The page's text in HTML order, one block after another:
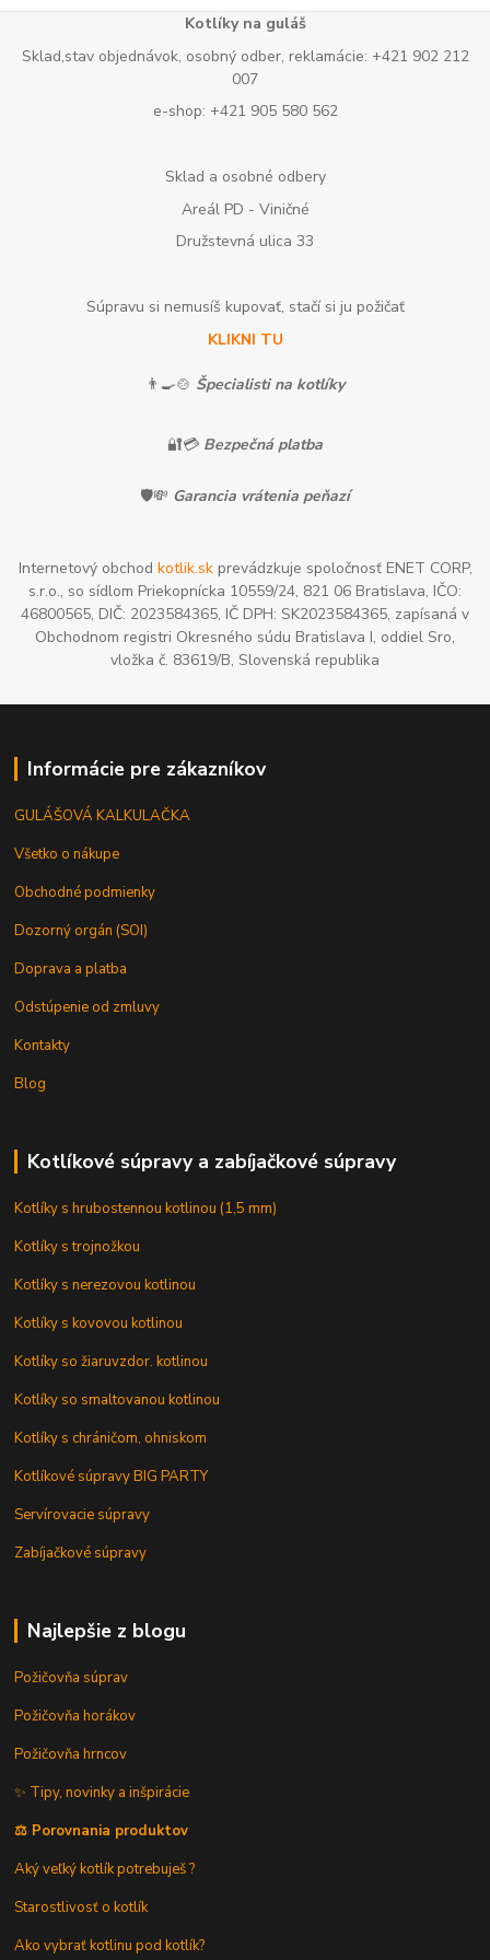
Kotlíky na guláš
Sklad,stav objednávok, osobný odber, reklamácie: +421 902 212
007
e-shop: +421 905 580 562
Sklad a osobné odbery
Areál PD - Viničné
Družstevná ulica 33
Súpravu si nemusíš kupovať, stačí si ju požičať
KLIKNI TU
👨‍🍳🍲 Špecialisti na kotlíky
🔐💳 Bezpečná platba
🛡️💸 Garancia vrátenia peňazí
Internetový obchod kotlik.skprevádzkuje spoločnosť ENET CORP,
s.r.o., so sídlom Priekopnícka 10559/24, 821 06 Bratislava, IČO:
46800565, DIČ: 2023584365, IČ DPH: SK2023584365, zapísaná v
Obchodnom registri Okresného súdu Bratislava I, oddiel Sro,
vložka č. 83619/B, Slovenská republika
Informácie pre zákazníkov
GULÁŠOVÁ KALKULAČKA
Všetko o nákupe
Obchodné podmienky
Dozorný orgán (SOI)
Doprava a platba
Odstúpenie od zmluvy
Kontakty
Blog
Kotlíkové súpravy a zabíjačkové súpravy
Kotlíky s hrubostennou kotlinou (1,5 mm)
Kotlíky s trojnožkou
Kotlíky s nerezovou kotlinou
Kotlíky s kovovou kotlinou
Kotlíky so žiaruvzdor. kotlinou
Kotlíky so smaltovanou kotlinou
Kotlíky s chráničom, ohniskom
Kotlíkové súpravy BIG PARTY
Servírovacie súpravy
Zabíjačkové súpravy
Najlepšie z blogu
Požičovňa súprav
Požičovňa horákov
Požičovňa hrncov
✨ Tipy, novinky a inšpirácie
⚖️ Porovnania produktov
Aký veľký kotlík potrebuješ ?
Starostlivosť o kotlík
Ako vybrať kotlinu pod kotlík?